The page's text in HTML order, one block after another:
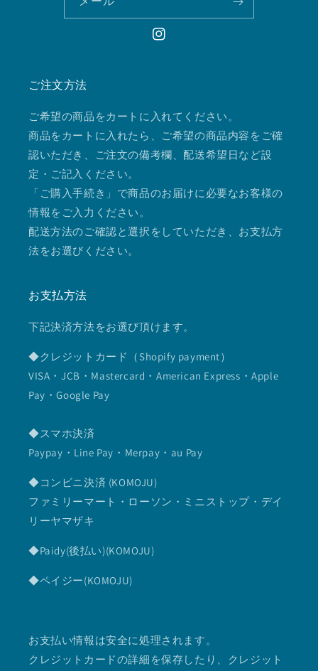
Instagram
ご注文方法
ご希望の商品をカートに入れてください。
商品をカートに入れたら、ご希望の商品内容をご確
認いただき、ご注文の備考欄、配送希望日など設
定・ご記入ください。
「ご購入手続き」で商品のお届けに必要なお客様の
情報をご入力ください。
配送方法のご確認と選択をしていただき、お支払方
法をお選びください。
お支払方法
下記決済方法をお選び頂けます。
◆クレジットカード（Shopify payment）
VISA・JCB・Mastercard・American Express・Apple
Pay・Google Pay
◆スマホ決済
Paypay・Line Pay・Merpay・au Pay
◆コンビニ決済 (KOMOJU)
ファミリーマート・ローソン・ミニストップ・デイ
リーヤマザキ
◆Paidy(後払い)(KOMOJU)
◆ペイジー(KOMOJU)
お支払い情報は安全に処理されます。
クレジットカードの詳細を保存したり、クレジット